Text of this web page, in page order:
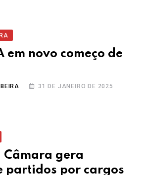
em novo começo de
31 DE JANEIRO DE 2025
Câmara gera
partidos por cargos